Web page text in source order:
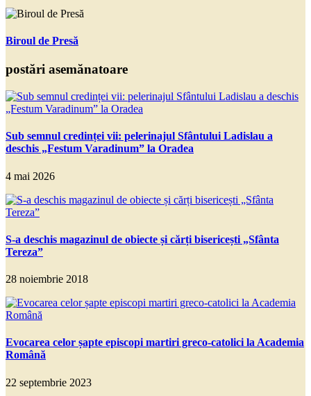
Biroul de Presă
postări asemănatoare
Sub semnul credinței vii: pelerinajul Sfântului Ladislau a
deschis „Festum Varadinum” la Oradea
4 mai 2026
S-a deschis magazinul de obiecte și cărți bisericești „Sfânta
Tereza”
28 noiembrie 2018
Evocarea celor șapte episcopi martiri greco-catolici la Academia
Română
22 septembrie 2023